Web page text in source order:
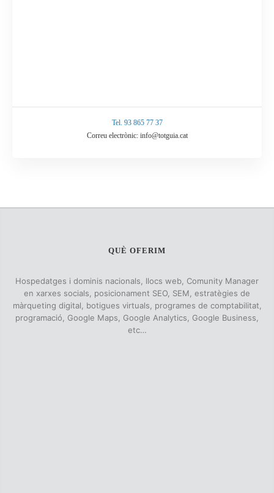
Tel. 93 865 77 37
Correu electrònic: info@totguia.cat
QUÈ OFERIM
Hospedatges i dominis nacionals, llocs web, Comunity Manager
en xarxes socials, posicionament SEO, SEM, estratègies de
màrqueting digital, botigues virtuals, programes de comptabilitat,
programació, Google Maps, Google Analytics, Google Business,
etc…